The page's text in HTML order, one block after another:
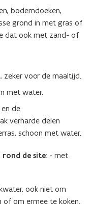
bodemdoeken,
grond in met gras of
dat ook met zand- of
zeker voor de maaltijd.
met water.
de
verharde delen
schoon met water.
rond de site: - met
ook niet om
of om ermee te koken.